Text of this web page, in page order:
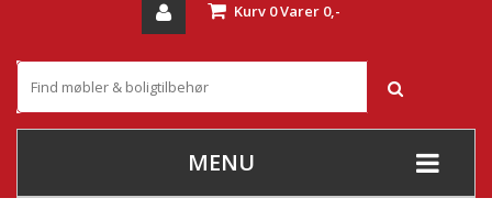
Kurv 0Varer 0,-
MENU